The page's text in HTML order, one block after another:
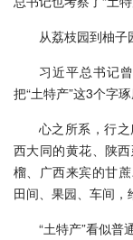
从荔枝园到柚子
习近平总书记
把“土特产”这3个字琢
心之所系，行
西大同的黄花、陕
榴、广西来宾的甘
田间、果园、车间，
“土特产”看似普